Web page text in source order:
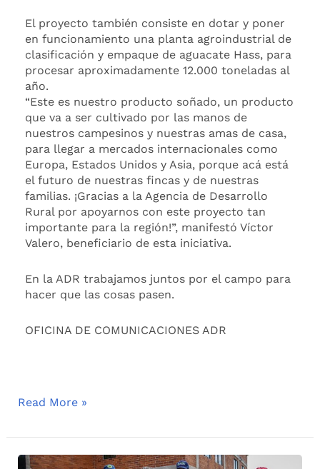
El proyecto también consiste en dotar y poner
en funcionamiento una planta agroindustrial de
clasificación y empaque de aguacate Hass, para
procesar aproximadamente 12.000 toneladas al
año.
“Este es nuestro producto soñado, un producto
que va a ser cultivado por las manos de
nuestros campesinos y nuestras amas de casa,
para llegar a mercados internacionales como
Europa, Estados Unidos y Asia, porque acá está
el futuro de nuestras fincas y de nuestras
familias. ¡Gracias a la Agencia de Desarrollo
Rural por apoyarnos con este proyecto tan
importante para la región!”, manifestó Víctor
Valero, beneficiario de esta iniciativa.
En la ADR trabajamos juntos por el campo para
hacer que las cosas pasen.
OFICINA DE COMUNICACIONES ADR
Read More »
La